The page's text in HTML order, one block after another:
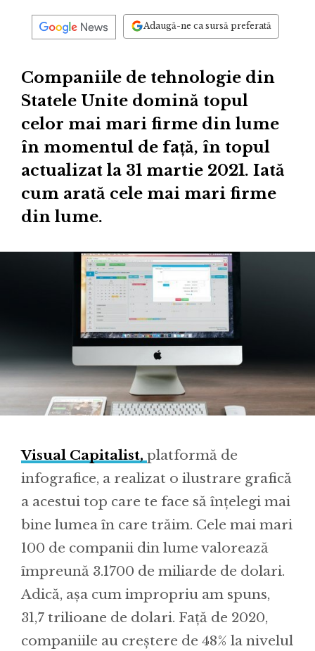
Adaugă-ne ca sursă preferată
Companiile de tehnologie din
Statele Unite domină topul
celor mai mari firme din lume
în momentul de față, în topul
actualizat la 31 martie 2021. Iată
cum arată cele mai mari firme
din lume.
Visual Capitalist, platformă de
infografice, a realizat o ilustrare grafică
a acestui top care te face să înțelegi mai
bine lumea în care trăim. Cele mai mari
100 de companii din lume valorează
împreună 3.1700 de miliarde de dolari.
Adică, așa cum impropriu am spuns,
31,7 trilioane de dolari. Față de 2020,
companiile au creștere de 48% la nivelul